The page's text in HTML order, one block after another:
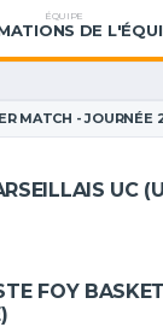
ÉQUIPE
DE
MATCH - JOURNÉE
UC
FOY